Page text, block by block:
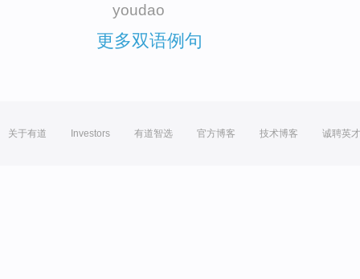
youdao
更多双语例句
关于有道 Investors 有道智选 官方博客 技术博客 诚聘英才